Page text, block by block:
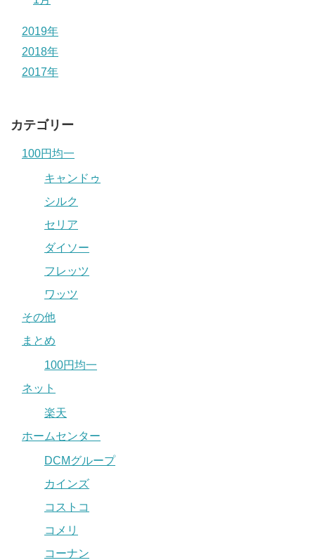
2019年
2018年
2017年
カテゴリー
100円均一
キャンドゥ
シルク
セリア
ダイソー
フレッツ
ワッツ
その他
まとめ
100円均一
ネット
楽天
ホームセンター
DCMグループ
カインズ
コストコ
コメリ
コーナン